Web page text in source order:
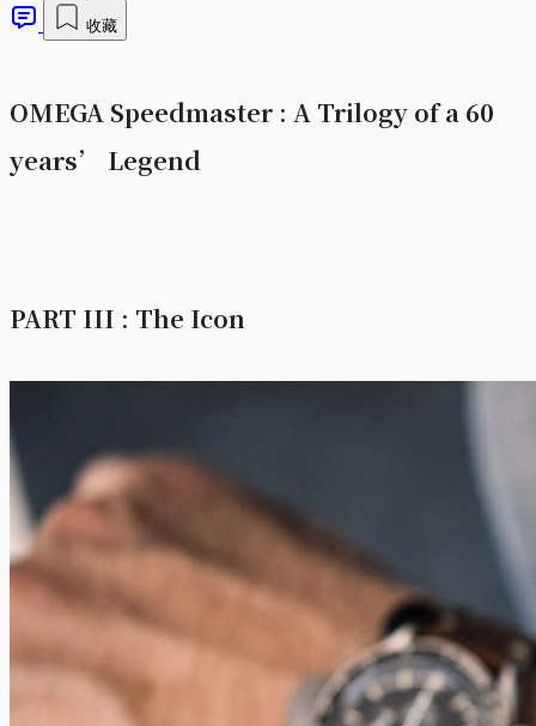
收藏
OMEGA Speedmaster : A Trilogy of a 60
years’ Legend
PART III : The Icon